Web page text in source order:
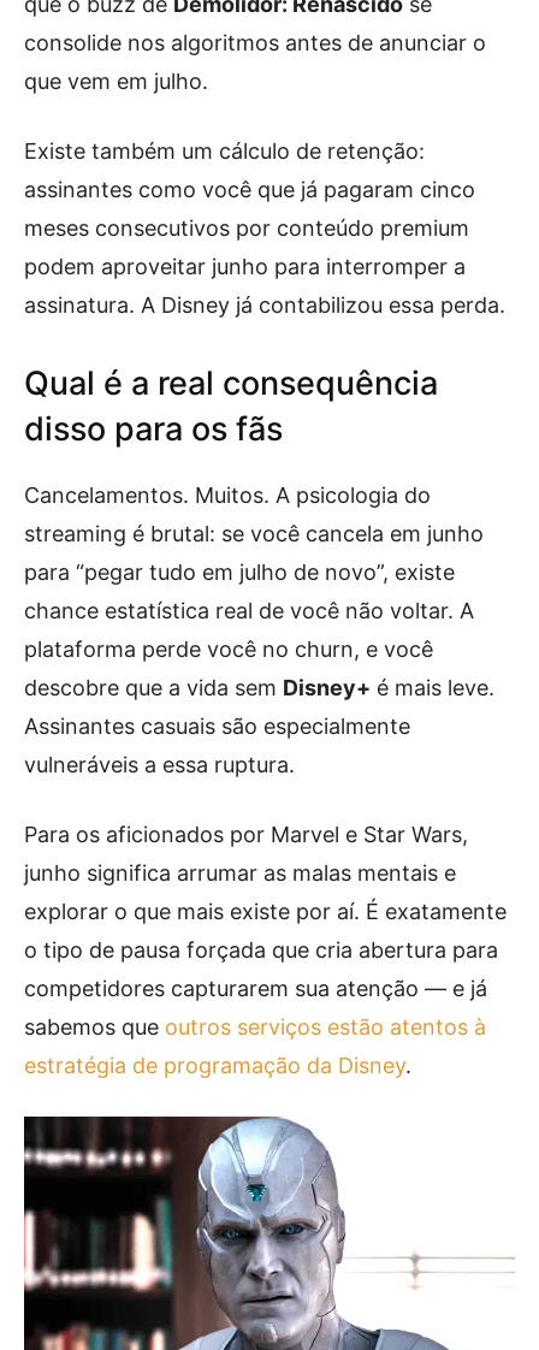
consolide nos algoritmos antes de anunciar o
que vem em julho.
Existe também um cálculo de retenção:
assinantes como você que já pagaram cinco
meses consecutivos por conteúdo premium
podem aproveitar junho para interromper a
assinatura. A Disney já contabilizou essa perda.
Qual é a real consequência
disso para os fãs
Cancelamentos. Muitos. A psicologia do
streaming é brutal: se você cancela em junho
para “pegar tudo em julho de novo”, existe
chance estatística real de você não voltar. A
plataforma perde você no churn, e você
descobre que a vida sem Disney+ é mais leve.
Assinantes casuais são especialmente
vulneráveis a essa ruptura.
Para os aficionados por Marvel e Star Wars,
junho significa arrumar as malas mentais e
explorar o que mais existe por aí. É exatamente
o tipo de pausa forçada que cria abertura para
competidores capturarem sua atenção — e já
sabemos que outros serviços estão atentos à
estratégia de programação da Disney.